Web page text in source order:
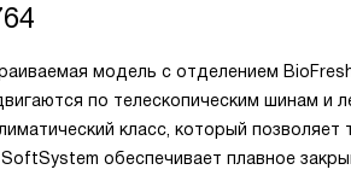
модель с отделением
по телескопическим шинам и
класс, который позволяет
обеспечивает плавное